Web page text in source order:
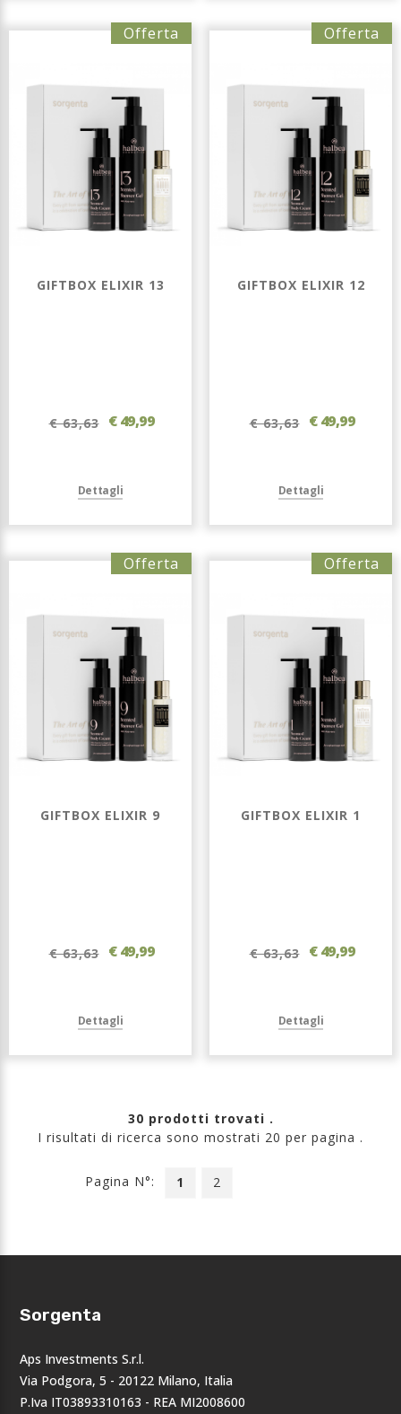
Offerta
GIFTBOX ELIXIR 13
€ 63,63 € 49,99
Dettagli
Offerta
GIFTBOX ELIXIR 12
€ 63,63 € 49,99
Dettagli
Offerta
GIFTBOX ELIXIR 9
€ 63,63 € 49,99
Dettagli
Offerta
GIFTBOX ELIXIR 1
€ 63,63 € 49,99
Dettagli
30 prodotti trovati .
I risultati di ricerca sono mostrati 20 per pagina .
Pagina N°: 1 2
Sorgenta
Aps Investments S.r.l.
Via Podgora, 5 - 20122 Milano, Italia
P.Iva IT03893310163 - REA MI2008600